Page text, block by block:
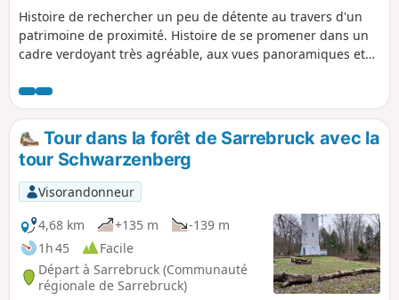
Histoire de rechercher un peu de détente au travers d'un
patrimoine de proximité. Histoire de se promener dans un
cadre verdoyant très agréable, aux vues panoramiques et
facile vous attend pour un aller-retour à travers la
campagne, côtoyant pâturages, prairies, cultures, vergers
et longeant la lisière d'un bois qui permet de découvrir une
zone d'architecture militaire très particulière, la ligne
Maginot Aquatique.
Tour dans la forêt de Sarrebruck avec la
tour Schwarzenberg
Visorandonneur
4,68 km
+135 m
-139 m
1h 45
Facile
Départ à Sarrebruck (Communauté
régionale de Sarrebruck)